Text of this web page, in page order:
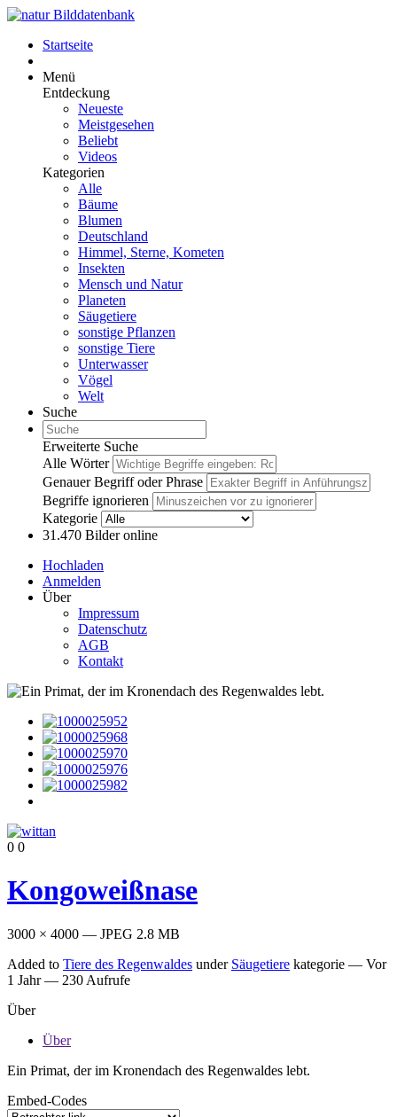
Startseite
Menü
Entdeckung
Neueste
Meistgesehen
Beliebt
Videos
Kategorien
Alle
Bäume
Blumen
Deutschland
Himmel, Sterne, Kometen
Insekten
Mensch und Natur
Planeten
Säugetiere
sonstige Pflanzen
sonstige Tiere
Unterwasser
Vögel
Welt
Suche
Erweiterte Suche
Alle Wörter
Genauer Begriff oder Phrase
Begriffe ignorieren
Kategorie
31.470 Bilder online
Hochladen
Anmelden
Über
Impressum
Datenschutz
AGB
Kontakt
0 0
Kongoweißnase
3000 × 4000 — JPEG 2.8 MB
Added to Tiere des Regenwaldes under Säugetiere kategorie — Vor
1 Jahr— 230 Aufrufe
Über
Über
Ein Primat, der im Kronendach des Regenwaldes lebt.
Embed-Codes